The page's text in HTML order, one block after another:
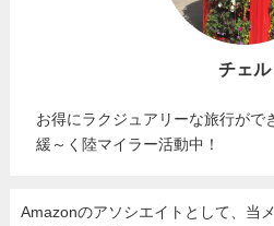
チェル
お得にラクジュアリーな旅行がで
緩～く陸マイラー活動中！
Amazonのアソシエイトとして、当